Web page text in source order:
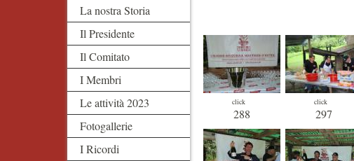
La nostra Storia
Il Presidente
Il Comitato
I Membri
Le attività 2023
Fotogallerie
I Ricordi
click
288
click
297